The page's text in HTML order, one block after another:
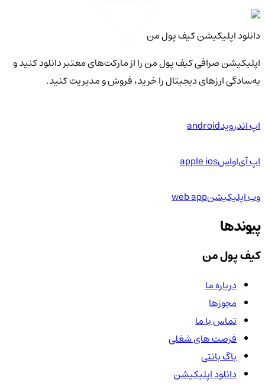
دانلود اپلیکیشن کیف‌ پول من
اپلیکیشن صرافی کیف پول من را از مارکت‌های معتبر دانلود کنید و
به‌سادگی ارزهای دیجیتال را خرید، فروش و مدیریت کنید.
اپ اندرویدandroid
اپ آی‌او‌اسapple ios
وب اپلیکیشنweb app
پیوندها
کیف پول من
درباره ما
مجوزها
تماس با ما
فرصت های شغلی
باگ بانتی
دانلود اپلیکیشن